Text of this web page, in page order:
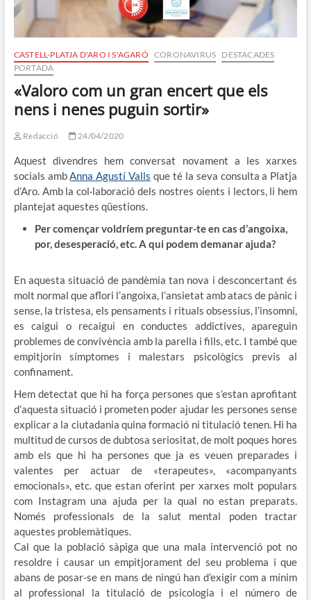
CASTELL-PLATJA D'ARO I S'AGARÓ CORONAVIRUS DESTACADES
PORTADA
«Valoro com un gran encert que els
nens i nenes puguin sortir»
Redacció 24/04/2020
Aquest divendres hem conversat novament a les xarxes
socials amb Anna Agustí Valls que té la seva consulta a Platja
d’Aro. Amb la col·laboració dels nostres oients i lectors, li hem
plantejat aquestes qüestions.
Per començar voldríem preguntar-te en cas d’angoixa,
por, desesperació, etc. A qui podem demanar ajuda?
En aquesta situació de pandèmia tan nova i desconcertant és
molt normal que aflori l’angoixa, l’ansietat amb atacs de pànic i
sense, la tristesa, els pensaments i rituals obsessius, l’insomni,
es caigui o recaigui en conductes addictives, apareguin
problemes de convivència amb la parella i fills, etc. I també que
empitjorin símptomes i malestars psicològics previs al
confinament.
Hem detectat que hi ha força persones que s’estan aprofitant
d’aquesta situació i prometen poder ajudar les persones sense
explicar a la ciutadania quina formació ni titulació tenen. Hi ha
multitud de cursos de dubtosa seriositat, de molt poques hores
amb els que hi ha persones que ja es veuen preparades i
valentes per actuar de «terapeutes», «acompanyants
emocionals», etc. que estan oferint per xarxes molt populars
com Instagram una ajuda per la qual no estan preparats.
Només professionals de la salut mental poden tractar
aquestes problemàtiques.
Cal que la població sàpiga que una mala intervenció pot no
resoldre i causar un empitjorament del seu problema i que
abans de posar-se en mans de ningú han d’exigir com a mínim
al professional la titulació de psicologia i el número de